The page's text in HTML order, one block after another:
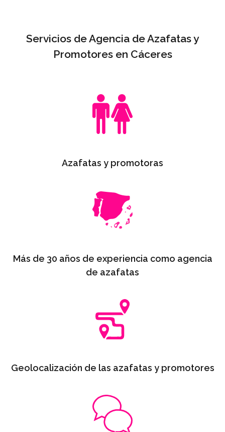
Servicios de Agencia de Azafatas y
Promotores en Cáceres
Azafatas y promotoras
Más de 30 años de experiencia como agencia
de azafatas
Geolocalización de las azafatas y promotores